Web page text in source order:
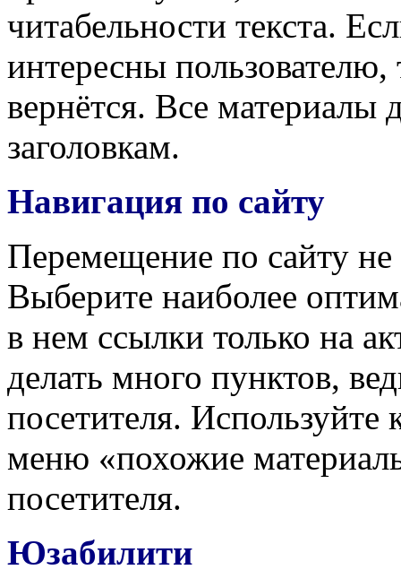
читабельности текста.
интересны
вернётся. Все материалы
заголовкам.
Навигация по сайту
Перемещение по сайту не
Выберите наиболее
в нем ссылки только на
делать много пунктов,
посетителя. Используйте
меню «похожие
посетителя.
Юзабилити